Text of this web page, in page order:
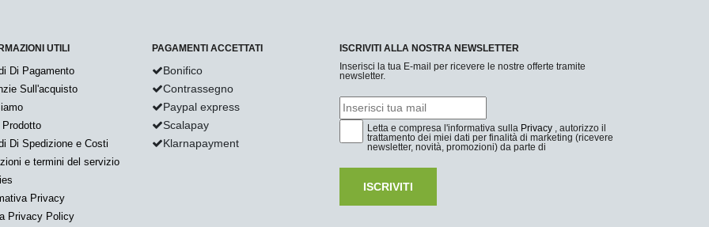
UTILI
Di Pagamento
Sull'acquisto
Prodotto
Di Spedizione e Costi
e termini del servizio
Privacy
Privacy Policy
PAGAMENTI ACCETTATI
Bonifico
Contrassegno
Paypal express
Scalapay
Klarnapayment
ISCRIVITI ALLA NOSTRA NEWSLETTER
Inserisci la tua E-mail per ricevere le nostre offerte tramite
newsletter.
Letta e compresa l'informativa sulla Privacy , autorizzo il
trattamento dei miei dati per finalità di marketing (ricevere
newsletter, novità, promozioni) da parte di
ISCRIVITI